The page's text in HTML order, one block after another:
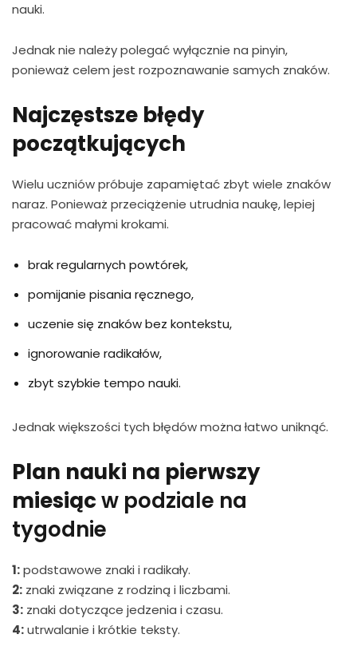
nauki.
Jednak nie należy polegać wyłącznie na pinyin,
ponieważ celem jest rozpoznawanie samych znaków.
Najczęstsze błędy
początkujących
Wielu uczniów próbuje zapamiętać zbyt wiele znaków
naraz. Ponieważ przeciążenie utrudnia naukę, lepiej
pracować małymi krokami.
brak regularnych powtórek,
pomijanie pisania ręcznego,
uczenie się znaków bez kontekstu,
ignorowanie radikałów,
zbyt szybkie tempo nauki.
Jednak większości tych błędów można łatwo uniknąć.
Plan nauki na pierwszy
miesiącw podziale na
tygodnie
1:podstawowe znaki i radikały.
2: znaki związane z rodziną i liczbami.
3: znaki dotyczące jedzenia i czasu.
4:utrwalanie i krótkie teksty.